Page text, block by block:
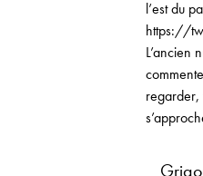
l’est du
https://
L’ancien
regarder,